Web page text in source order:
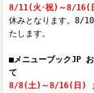
8/11(火･祝)～8/16(
休みとなります。8/
たします。
■メニューブックJP
て
8/8(土)～8/16(日)